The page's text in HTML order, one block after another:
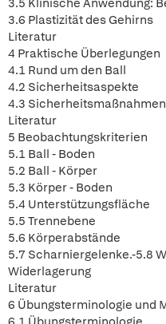
3.5 Klinische Anwendung:
3.6 Plastizität des Gehirns
Literatur
4 Praktische Überlegungen
4.1 Rund um den Ball
4.2 Sicherheitsaspekte
4.3
Literatur
5 Beobachtungskriterien
5.1 Ball - Boden
5.2 Ball - Körper
5.3 Körper - Boden
5.4 Unterstützungsfläche
5.5 Trennebene
5.6 Körperabstände
5.7 Scharniergelenke.-5.8
Widerlagerung
Literatur
6 Übungsterminologie und